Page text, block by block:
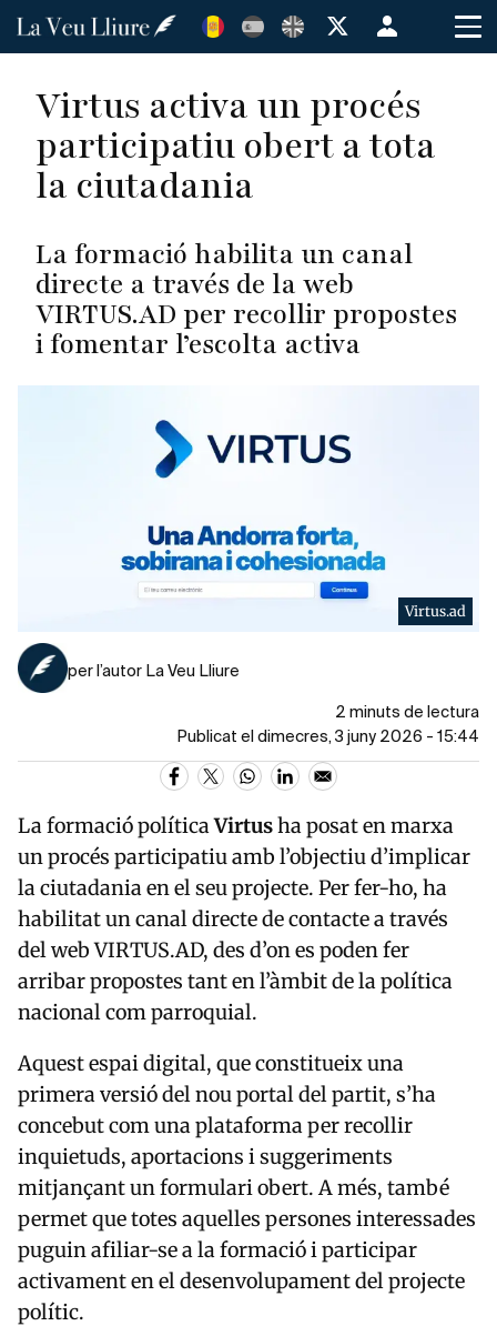
Vés
Menú
de
cuenta
de
usuario
Virtus activa un procés
participatiu obert a tota
la ciutadania
La formació habilita un canal
directe a través de la web
VIRTUS.AD per recollir propostes
i fomentar l’escolta activa
Virtus.ad
per l’autor La Veu Lliure
2 minuts de lectura
Publicat el dimecres, 3 juny 2026 - 15:44
La formació políticaVirtusha posat en marxa
un procés participatiu amb l’objectiu d’implicar
la ciutadania en el seu projecte. Per fer-ho, ha
habilitat un canal directe de contacte a través
del web VIRTUS.AD, des d’on es poden fer
arribar propostes tant en l’àmbit de la política
nacional com parroquial.
Aquest espai digital, que constitueix una
primera versió del nou portal del partit, s’ha
concebut com una plataforma per recollir
inquietuds, aportacions i suggeriments
mitjançant un formulari obert. A més, també
permet que totes aquelles persones interessades
puguin afiliar-se a la formació i participar
activament en el desenvolupament del projecte
polític.